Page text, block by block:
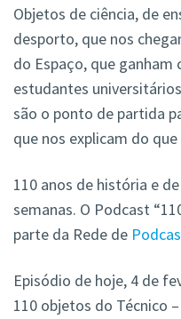
Objetos de ciência, de
desporto, que nos
do Espaço, que
estudantes
são o ponto de partida
que nos explicam do
110 anos de história e
semanas. O Podcast
parte da Rede de
Episódio de hoje, 4 de
110 objetos do Técnico –